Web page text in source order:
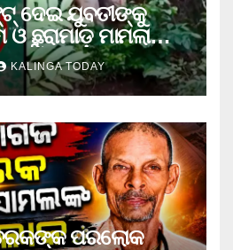
ଦେଇ ଯୁବତୀଙ୍କୁ
ଛୁରାମାଡ଼ ମାମଲାରେ
KALINGA TODAY
ପରଲୋକ